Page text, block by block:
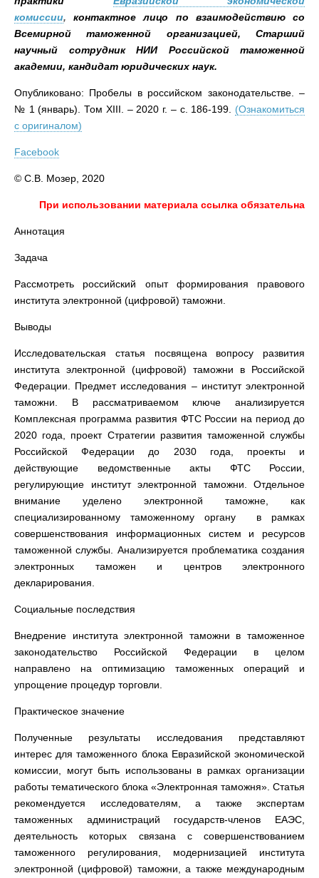
комиссии,контактное лицо по взаимодействию со
Всемирной таможенной организацией, Старший
научный сотрудник НИИ Российской таможенной
академии, кандидат юридических наук.
Опубликовано: Пробелы в российском законодательстве. –
№ 1 (январь). Том XIII. – 2020 г. – с. 186-199.
(Ознакомиться
с оригиналом)
Facebook
© С.В. Мозер, 2020
При использовании материала ссылка обязательна
Аннотация
Задача
Рассмотреть российский опыт формирования правового
института электронной (цифровой) таможни.
Выводы
Исследовательская статья посвящена вопросу развития
института электронной (цифровой) таможни в Российской
Федерации. Предмет исследования – институт электронной
таможни. В рассматриваемом ключе анализируется
Комплексная программа развития ФТС России на период до
2020 года, проект Стратегии развития таможенной службы
Российской Федерации до 2030 года, проекты и
действующие ведомственные акты ФТС России,
регулирующие институт электронной таможни. Отдельное
внимание уделено электронной таможне, как
специализированному таможенному органу в рамках
совершенствования информационных систем и ресурсов
таможенной службы. Анализируется проблематика создания
электронных таможен и центров электронного
декларирования.
Социальные последствия
Внедрение института электронной таможни в таможенное
законодательство Российской Федерации в целом
направлено на оптимизацию таможенных операций и
упрощение процедур торговли.
Практическое значение
Полученные результаты исследования представляют
интерес для таможенного блока Евразийской экономической
комиссии, могут быть использованы в рамках организации
работы тематического блока «Электронная таможня». Статья
рекомендуется исследователям, а также экспертам
таможенных администраций государств-членов ЕАЭС,
деятельность которых связана с совершенствованием
таможенного регулирования, модернизацией института
электронной (цифровой) таможни, а также международным